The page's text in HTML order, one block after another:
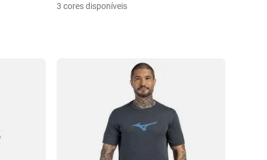
3 cores disponíveis